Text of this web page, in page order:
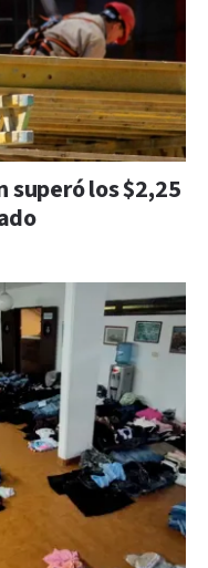
superó los $2,25